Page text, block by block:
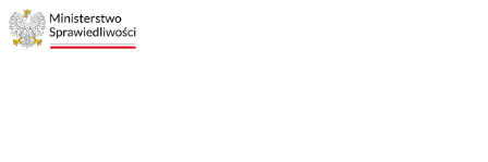
Przejdź
do